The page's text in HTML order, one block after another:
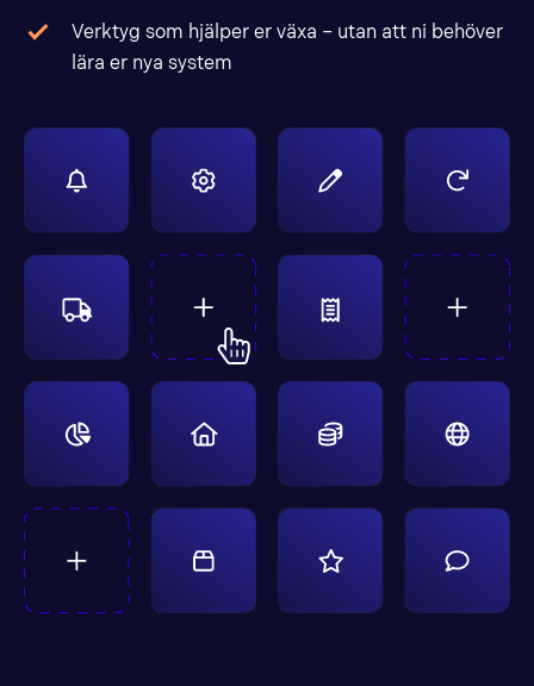
Verktyg som hjälper er växa – utan att ni behöver
lära er nya system